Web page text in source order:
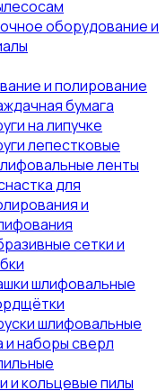
оборудование и
и полирование
бумага
на липучке
лепестковые
ленты
для
и
сетки и
шлифовальные
шлифовальные
и наборы сверл
и кольцевые пилы